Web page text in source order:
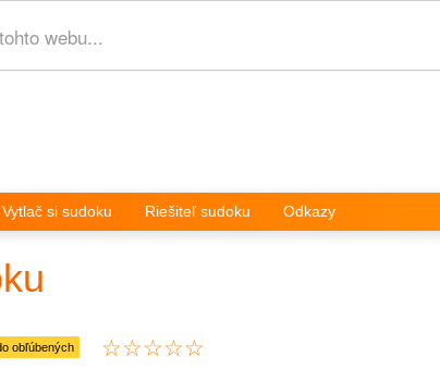
webu...
Vytlač si sudoku Riešiteľ sudoku Odkazy
obľúbených